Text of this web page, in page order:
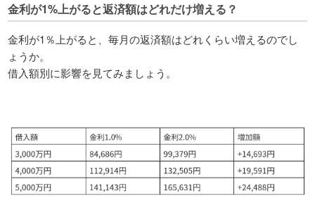
金利が1%上がると返済額はどれだけ増える？
金利が1％上がると、毎月の返済額はどれくらい増えるのでし
ょうか。
借入額別に影響を見てみましょう。